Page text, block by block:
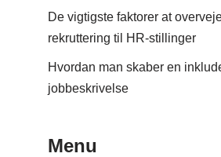
De vigtigste faktorer at
rekruttering til HR-stillinger
Hvordan man skaber en
jobbeskrivelse
Menu